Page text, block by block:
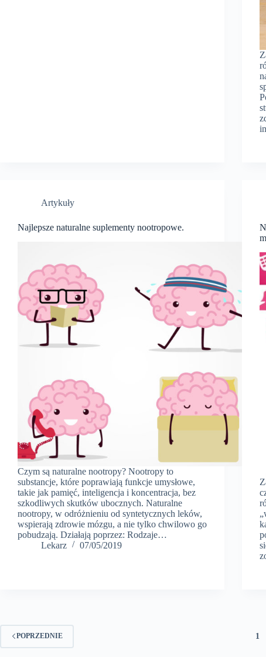
Artykuły
Najlepsze naturalne suplementy nootropowe.
Czym są naturalne nootropy? Nootropy to
substancje, które poprawiają funkcje umysłowe,
takie jak pamięć, inteligencja i koncentracja, bez
szkodliwych skutków ubocznych. Naturalne
nootropy, w odróżnieniu od syntetycznych leków,
wspierają zdrowie mózgu, a nie tylko chwilowo go
pobudzają. Działają poprzez: Rodzaje…
Lekarz
07/05/2019
POPRZEDNIE 1